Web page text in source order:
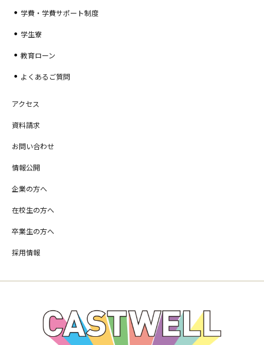
学費・学費サポート制度
学生寮
教育ローン
よくあるご質問
アクセス
資料請求
お問い合わせ
情報公開
企業の方へ
在校生の方へ
卒業生の方へ
採用情報